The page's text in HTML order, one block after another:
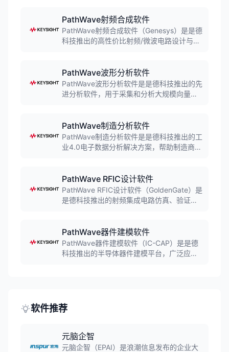
早期发现缺陷，确保更可靠的软件发布，帮
助团队快速交付高质量软件。
PathWave射频合成软件
PathWave射频合成软件（Genesys）是是德
科技推出的高性价比射频/微波电路设计与仿
仿真、电磁分析等功能，帮助工程师快速完
成滤波器、匹配网络、放大器等射频电路设
计。
PathWave波形分析软件
PathWave波形分析软件是是德科技推出的先
进分析软件，用于采集和分析大规模向量数
工程师在流片前调试电压和电流尖峰、I/O毛
刺以及时间偏差。
PathWave制造分析软件
PathWave制造分析软件是是德科技推出的工
业4.0电子数据分析解决方案，帮助制造商优
供实时监测、高级分析和机器学习功能，为
智慧工厂提供切实可行的洞察。
PathWave RFIC设计软件
PathWave RFIC设计软件（GoldenGate）是
是德科技推出的射频集成电路仿真、验证和
环境，提供优化的仿真算法，支持完整收发
器流片前的全面表征，帮助工程师设计复杂
RFIC电路。
PathWave器件建模软件
PathWave器件建模软件（IC-CAP）是是德
科技推出的半导体器件建模平台，广泛应用
软件推荐
元脑企智
元脑企智（EPAI）是浪潮信息发布的企业大